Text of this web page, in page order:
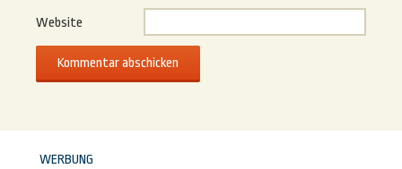
Website
WERBUNG